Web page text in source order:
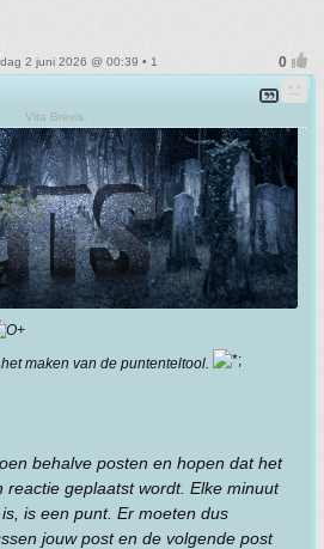
2 juni 2026 @ 00:39 • 1
Vita Brevis.
het maken van de puntenteltool.
behalve posten en hopen dat het
geplaatst wordt. Elke minuut
is een punt. Er moeten dus
jouw post en de volgende post